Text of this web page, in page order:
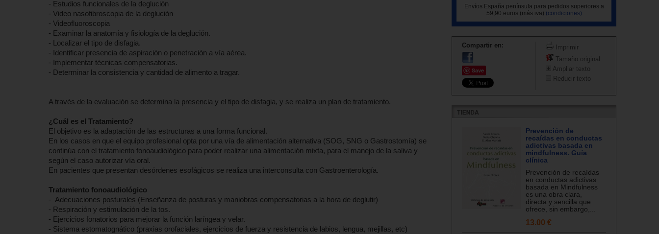
- Estudios funcionales de la deglución
- Video nasofibroscopia de la deglución
- Videofluoroscopia
- Examinar la anatomía y fisiología de la deglución.
- Localizar el tipo de disfagia.
- Identificar presencia de aspiración o penetración a vía aérea.
- Implementar técnicas compensatorias.
- Determinar la consistencia y cantidad de alimento a tragar.
A través de la evaluación se determina la presencia y el tipo de disfagia, y se realiza un plan de tratamiento.
¿Cuál es el Tratamiento?
El objetivo es la adaptación de las estructuras a una forma funcional.
En los casos en que el equipo profesional opta por una vía de alimentación alternativa (SOG, SNG o Gastrostomía) se
continúa con el tratamiento fonoaudiológico para poder realizar una alimentación mixta, para el manejo de la saliva y
según el caso autorizar vía oral.
En pacientes que presentan desórdenes esofágicos se realiza una interconsulta con Gastroenterología.
Tratamiento fonoaudiológico
- Adecuaciones posturales (Enseñanza de posturas y maniobras compensatorias a la hora de deglutir)
- Respiración y estimulación de la tos.
- Ejercicios fonatorios para mejorar la función laríngea y velar.
- Sistema estomatognático (praxias orofaciales, ejercicios de fuerza y resistencia de labios, lengua, mejillas, etc)
Envíos España península para pedidos superiores a
59,90 euros (más iva) (condiciones)
Compartir en:
Save
Imprimir
Tamaño original
Ampliar texto
Reducir texto
Prevención de
recaídas en conductas
adictivas basada en
mindfulness. Guía
clínica
Prevención de recaídas
en conductas adictivas
basada en Mindfulness
es una obra clara,
directa y sencilla que
ofrece, sin embargo,...
13.00 €